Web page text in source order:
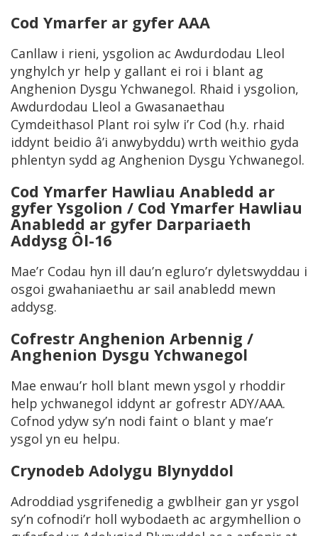
Cod Ymarfer ar gyfer AAA
Canllaw i rieni, ysgolion ac Awdurdodau Lleol
ynghylch yr help y gallant ei roi i blant ag
Anghenion Dysgu Ychwanegol. Rhaid i ysgolion,
Awdurdodau Lleol a Gwasanaethau
Cymdeithasol Plant roi sylw i’r Cod (h.y. rhaid
iddynt beidio â’i anwybyddu) wrth weithio gyda
phlentyn sydd ag Anghenion Dysgu Ychwanegol.
Cod Ymarfer Hawliau Anabledd ar
gyfer Ysgolion / Cod Ymarfer Hawliau
Anabledd ar gyfer Darpariaeth
Addysg Ôl-16
Mae’r Codau hyn ill dau’n egluro’r dyletswyddau i
osgoi gwahaniaethu ar sail anabledd mewn
addysg.
Cofrestr Anghenion Arbennig /
Anghenion Dysgu Ychwanegol
Mae enwau’r holl blant mewn ysgol y rhoddir
help ychwanegol iddynt ar gofrestr ADY/AAA.
Cofnod ydyw sy’n nodi faint o blant y mae’r
ysgol yn eu helpu.
Crynodeb Adolygu Blynyddol
Adroddiad ysgrifenedig a gwblheir gan yr ysgol
sy’n cofnodi’r holl wybodaeth ac argymhellion o